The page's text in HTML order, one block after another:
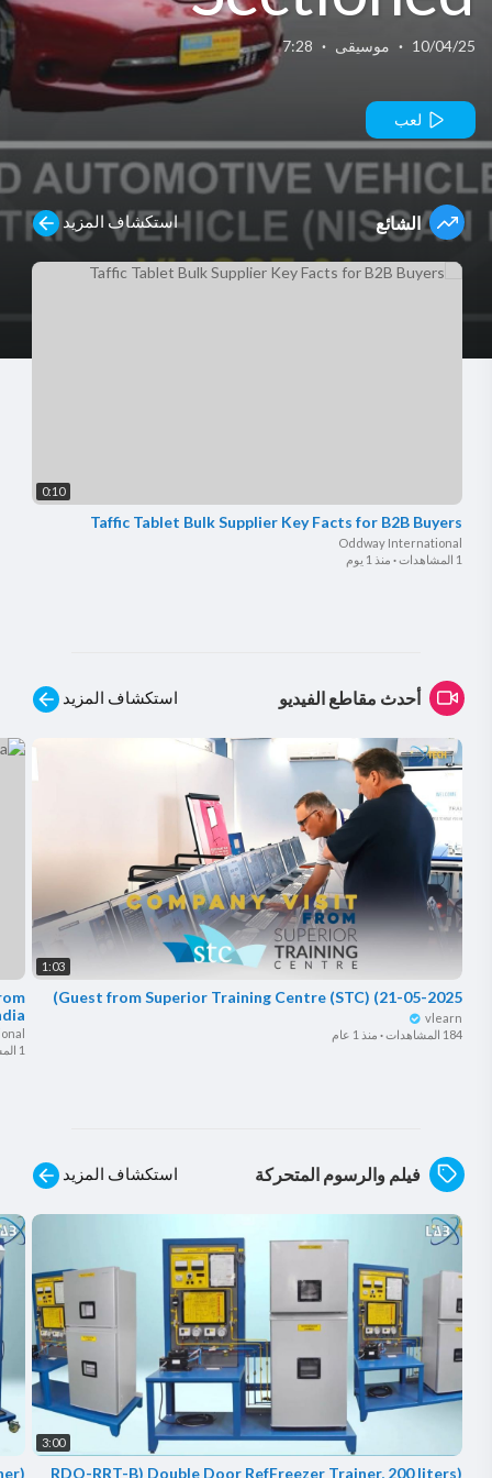
Automotive
Vehicle
Chassis,
Electric
Vehicle
10/04/25
· موسيقى ·
7:28
لعب
الشائع استكشاف المزيد
0:10
Taffic Tablet Bulk Supplier Key Facts for B2B Buyers
Oddway International
1 المشاهدات
· منذ 1 يوم
أحدث مقاطع الفيديو استكشاف المزيد
1 المشاهدات
1:03
Guest from ⁣Superior Training Centre (STC) (21-05-2025)
vlearn
184 المشاهدات
· منذ 1 عام
فيلم والرسوم المتحركة استكشاف المزيد
(RDO-SAC-X2) Split Air Conditioning Trainer
3:00
(RDO-RRT-B) Double Door RefFreezer Trainer, 200 liters